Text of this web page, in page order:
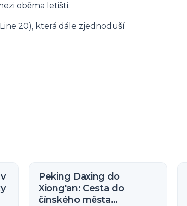
oběma letišti.
20), která dále zjednoduší
Peking Daxing do
Xiong'an: Cesta do
čínského města